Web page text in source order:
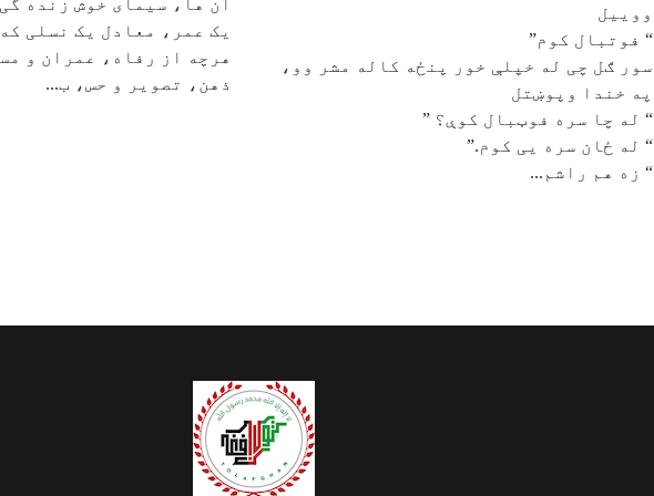
ووییل
“ فوتبال کوم”
سور ګل چی له خپلې خور پنځه کاله مشر وو،
په خندا وپوښتل
“ له چا سره فوټبال کوې؟ ”
“ له ځان سره یی کوم.”
“ زه هم راشم...
آن ها، سیمای خوش زنده
یک عمر، معادل یک نسلی
هرچه از رفاه، عمران و
ذهن، تصویر و حس، ب...